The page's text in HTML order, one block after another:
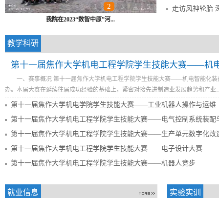
1 2 3 4 5
我院在2023“数智中原”河...
走访风神轮胎
教学科研
第十一届焦作大学机电工程学院学生技能大赛——机
一、赛事概况 第十一届焦作大学机电工程学院学生技能大赛——机电智能化装
办。本届大赛在延续往届成功经验的基础上，紧密对接先进制造业发展趋势和产
第十一届焦作大学机电学院学生技能大赛——工业机器人操作与运维
第十一届焦作大学机电工程学院学生技能大赛——电气控制系统装配
第十一届焦作大学机电工程学院学生技能大赛——生产单元数字化改
第十一届焦作大学机电工程学院学生技能大赛——电子设计大赛
第十一届焦作大学机电工程学院学生技能大赛——机器人竞步
就业信息 实验实训